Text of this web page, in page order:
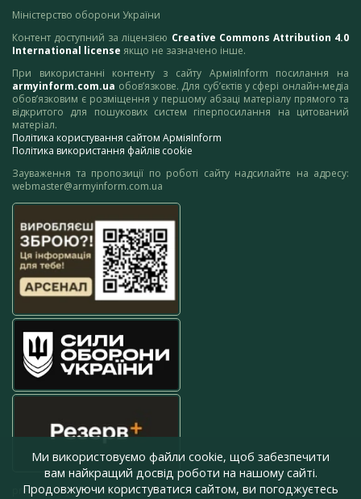
Міністерство оборони України
Контент доступний за ліцензією Creative Commons Attribution 4.0
International license якщо не зазначено інше.
При використанні контенту з сайту АрміяInform посилання на
armyinform.com.ua обов’язкове. Для суб’єктів у сфері онлайн-медіа
обов’язковим є розміщення у першому абзаці матеріалу прямого та
відкритого для пошукових систем гіперпосилання на цитований
матеріал.
Політика користування сайтом АрміяInform
Політика використання файлів cookie
Зауваження та пропозиції по роботі сайту надсилайте на адресу:
webmaster@armyinform.com.ua
press@armyinform.com.ua
Ми використовуємо файли cookie, щоб забезпечити
вам найкращий досвід роботи на нашому сайті.
Продовжуючи користуватися сайтом, ви погоджуєтесь